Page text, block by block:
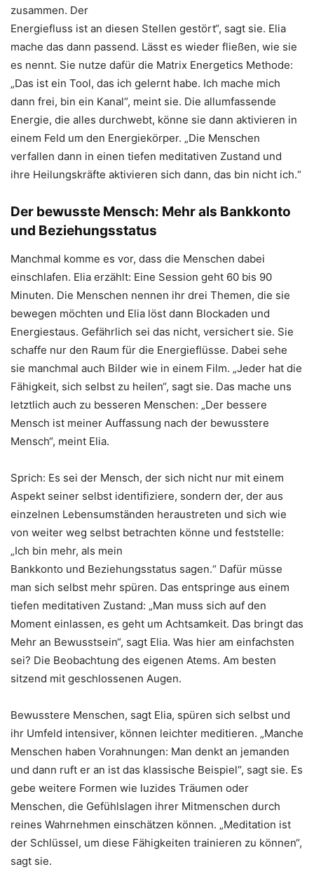
zusammen. Der
Energiefluss ist an diesen Stellen gestört“, sagt sie. Elia
mache das dann passend. Lässt es wieder fließen, wie sie
es nennt. Sie nutze dafür die Matrix Energetics Methode:
„Das ist ein Tool, das ich gelernt habe. Ich mache mich
dann frei, bin ein Kanal“, meint sie. Die allumfassende
Energie, die alles durchwebt, könne sie dann aktivieren in
einem Feld um den Energiekörper. „Die Menschen
verfallen dann in einen tiefen meditativen Zustand und
ihre Heilungskräfte aktivieren sich dann, das bin nicht ich.“
Der bewusste Mensch: Mehr als Bankkonto
und Beziehungsstatus
Manchmal komme es vor, dass die Menschen dabei
einschlafen. Elia erzählt: Eine Session geht 60 bis 90
Minuten. Die Menschen nennen ihr drei Themen, die sie
bewegen möchten und Elia löst dann Blockaden und
Energiestaus. Gefährlich sei das nicht, versichert sie. Sie
schaffe nur den Raum für die Energieflüsse. Dabei sehe
sie manchmal auch Bilder wie in einem Film. „Jeder hat die
Fähigkeit, sich selbst zu heilen“, sagt sie. Das mache uns
letztlich auch zu besseren Menschen: „Der bessere
Mensch ist meiner Auffassung nach der bewusstere
Mensch“, meint Elia.
Sprich: Es sei der Mensch, der sich nicht nur mit einem
Aspekt seiner selbst identifiziere, sondern der, der aus
einzelnen Lebensumständen heraustreten und sich wie
von weiter weg selbst betrachten könne und feststelle:
„Ich bin mehr, als mein
Bankkonto und Beziehungsstatus sagen.“ Dafür müsse
man sich selbst mehr spüren. Das entspringe aus einem
tiefen meditativen Zustand: „Man muss sich auf den
Moment einlassen, es geht um Achtsamkeit. Das bringt das
Mehr an Bewusstsein“, sagt Elia. Was hier am einfachsten
sei? Die Beobachtung des eigenen Atems. Am besten
sitzend mit geschlossenen Augen.
Bewusstere Menschen, sagt Elia, spüren sich selbst und
ihr Umfeld intensiver, können leichter meditieren. „Manche
Menschen haben Vorahnungen: Man denkt an jemanden
und dann ruft er an ist das klassische Beispiel“, sagt sie. Es
gebe weitere Formen wie luzides Träumen oder
Menschen, die Gefühlslagen ihrer Mitmenschen durch
reines Wahrnehmen einschätzen können. „Meditation ist
der Schlüssel, um diese Fähigkeiten trainieren zu können“,
sagt sie.